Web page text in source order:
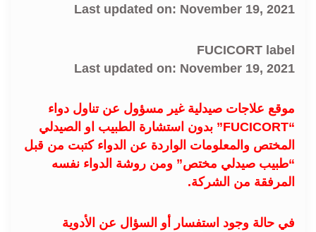
Last updated on: November 19, 2021
FUCICORT label
Last updated on: November 19, 2021
موقع علاجات صيدلية غير مسؤول عن تناول دواء
“FUCICORT” بدون استشارة الطبيب او الصيدلي
المختص والمعلومات الواردة عن الدواء كتبت من قبل
“طبيب صيدلي مختص” ومن روشة الدواء نفسه
المرفقة من الشركة.
في حالة وجود استفسار أو السؤال عن الأدوية